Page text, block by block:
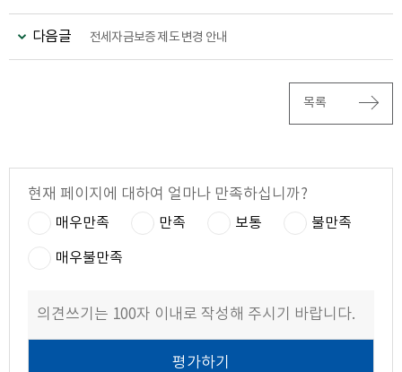
목록
다음글 전세자금보증 제도 변경 안내
현재 페이지에 대하여 얼마나 만족하십니까?
매우만족 만족 보통 불만족
매우불만족